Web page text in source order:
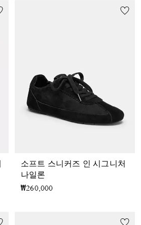
소프트 스니커즈 인 시그니처
나일론
₩260,000